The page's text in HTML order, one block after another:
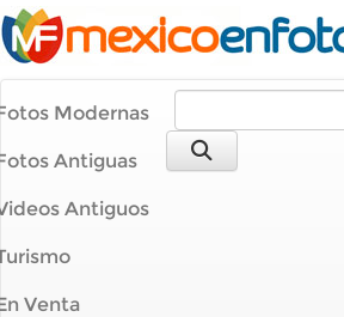
Modernas
Antiguas
Antiguos
Venta